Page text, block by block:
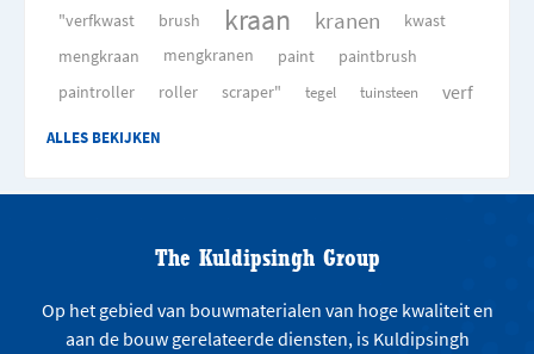
"verfkwast brush kraan kranen
kwast
mengkraan
mengkranen paint
paintbrush
paintroller
roller scraper" tegel tuinsteen verf
ALLES BEKIJKEN
The Kuldipsingh Group
Op het gebied van bouwmaterialen van hoge kwaliteit en
aan de bouw gerelateerde diensten, is Kuldipsingh